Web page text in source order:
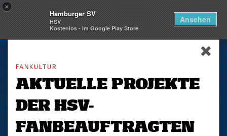
×
Hamburger SV
HSV
Kostenlos - Im Google Play Store
Ansehen
skip_navigation
FANKULTUR
AKTUELLE PROJEKTE
DER HSV-
FANBEAUFTRAGTEN